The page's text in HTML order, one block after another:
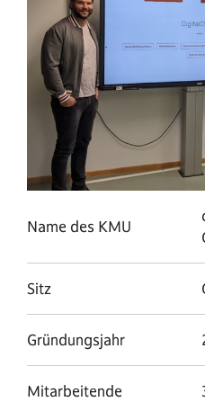
Name des KMU
Sitz
Gründungsjahr
Mitarbeitende